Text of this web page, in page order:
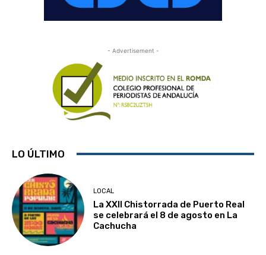
- Advertisement -
LO ÚLTIMO
LOCAL
La XXII Chistorrada de Puerto Real
se celebrará el 8 de agosto en La
Cachucha